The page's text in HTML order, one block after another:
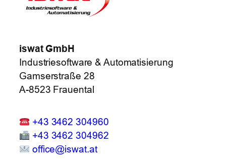
iswat GmbH
Industriesoftware & Automatisierung
Gamserstraße 28
A-8523 Frauental
+43 3462 304960
+43 3462 304962
office@iswat.at